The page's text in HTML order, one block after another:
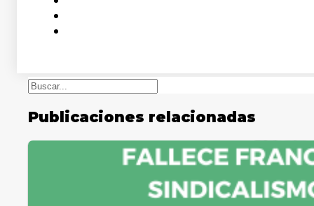
Buscar
Publicaciones relacionadas